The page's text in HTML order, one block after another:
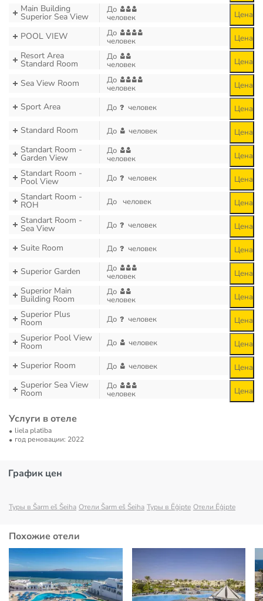
Main Building
Superior Sea View
До
человек Цена
POOL VIEW До
человек Цена
Resort Area
Standard Room
До
человек Цена
Sea View Room До
человек Цена
Sport Area До человек Цена
Standard Room До человек Цена
Standart Room -
Garden View
До
человек Цена
Standart Room -
Pool View До человек Цена
Standart Room -
ROH До человек Цена
Standart Room -
Sea View До человек Цена
Suite Room До человек Цена
Superior Garden До
человек Цена
Superior Main
Building Room
До
человек Цена
Superior Plus
Room До человек Цена
Superior Pool View
Room До человек Цена
Superior Room До человек Цена
Superior Sea View
Room
До
человек Цена
Услуги в отеле
liela platība
год реновации: 2022
График цен
Туры в Šarm eš Šeiha Отели Šarm eš Šeiha Туры в Ēģipte Отели Ēģipte
Похожие отели